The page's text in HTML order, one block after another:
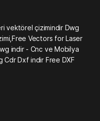
vektörel çizimindir Dwg
Vectors for Laser
indir - Cnc ve Mobilya
Cdr Dxf indir Free DXF